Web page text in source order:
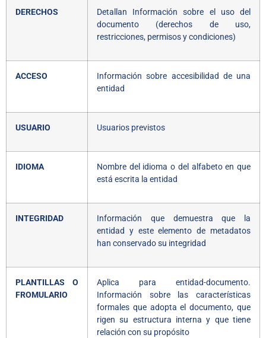
DERECHOS
Detallan Información sobre el uso del
documento (derechos de uso,
restricciones, permisos y condiciones)
ACCESO
Información sobre accesibilidad de una
entidad
USUARIO Usuarios previstos
IDIOMA
Nombre del idioma o del alfabeto en que
está escrita la entidad
INTEGRIDAD
Información que demuestra que la
entidad y este elemento de metadatos
han conservado su integridad
PLANTILLAS O
FROMULARIO
Aplica para entidad-documento.
Información sobre las características
formales que adopta el documento, que
rigen su estructura interna y que tiene
relación con su propósito